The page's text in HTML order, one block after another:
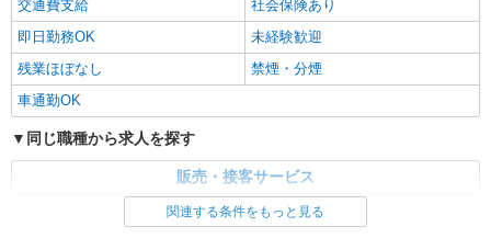
交通費支給
社会保険あり
即日勤務OK
未経験歓迎
残業ほぼなし
禁煙・分煙
車通勤OK
同じ職種から求人を探す
販売・接客サービス
関連する条件をもっと見る